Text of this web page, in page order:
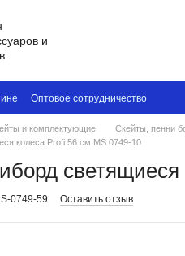
Оптовое сотрудничество
и комплектующие Скейты, пенни
колеса Profi 56 см МS 0749-10
0749-59 Оставить отзыв